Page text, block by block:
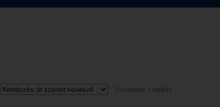
Összesen 1 találat